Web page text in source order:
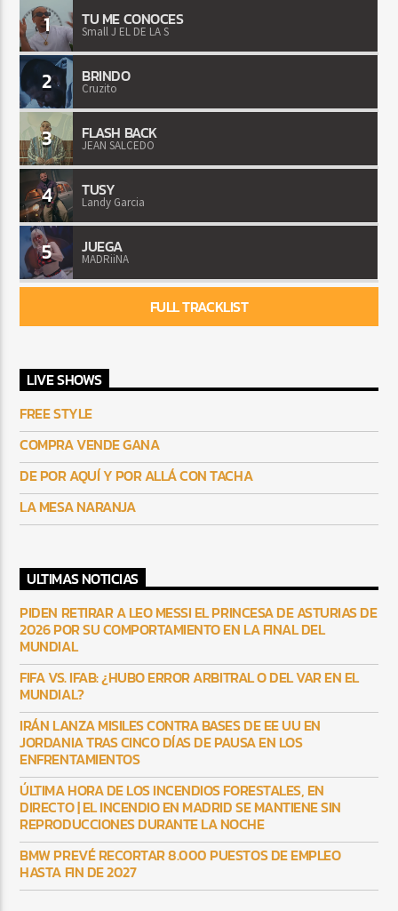
1 TU ME CONOCES
Small J EL DE LA S
2 BRINDO
Cruzito
3 FLASH BACK
JEAN SALCEDO
4 TUSY
Landy Garcia
5 JUEGA
MADRiiNA
FULL TRACKLIST
LIVE SHOWS
FREE STYLE
COMPRA VENDE GANA
DE POR AQUÍ Y POR ALLÁ CON TACHA
LA MESA NARANJA
ULTIMAS NOTICIAS
PIDEN RETIRAR A LEO MESSI EL PRINCESA DE ASTURIAS DE
2026 POR SU COMPORTAMIENTO EN LA FINAL DEL
MUNDIAL
FIFA VS. IFAB: ¿HUBO ERROR ARBITRAL O DEL VAR EN EL
MUNDIAL?
IRÁN LANZA MISILES CONTRA BASES DE EE UU EN
JORDANIA TRAS CINCO DÍAS DE PAUSA EN LOS
ENFRENTAMIENTOS
ÚLTIMA HORA DE LOS INCENDIOS FORESTALES, EN
DIRECTO | EL INCENDIO EN MADRID SE MANTIENE SIN
REPRODUCCIONES DURANTE LA NOCHE
BMW PREVÉ RECORTAR 8.000 PUESTOS DE EMPLEO
HASTA FIN DE 2027